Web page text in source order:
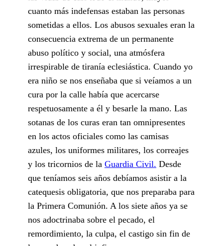
cuanto más indefensas estaban las personas
sometidas a ellos. Los abusos sexuales eran la
consecuencia extrema de un permanente
abuso político y social, una atmósfera
irrespirable de tiranía eclesiástica. Cuando yo
era niño se nos enseñaba que si veíamos a un
cura por la calle había que acercarse
respetuosamente a él y besarle la mano. Las
sotanas de los curas eran tan omnipresentes
en los actos oficiales como las camisas
azules, los uniformes militares, los correajes
y los tricornios de la Guardia Civil. Desde
que teníamos seis años debíamos asistir a la
catequesis obligatoria, que nos preparaba para
la Primera Comunión. A los siete años ya se
nos adoctrinaba sobre el pecado, el
remordimiento, la culpa, el castigo sin fin de